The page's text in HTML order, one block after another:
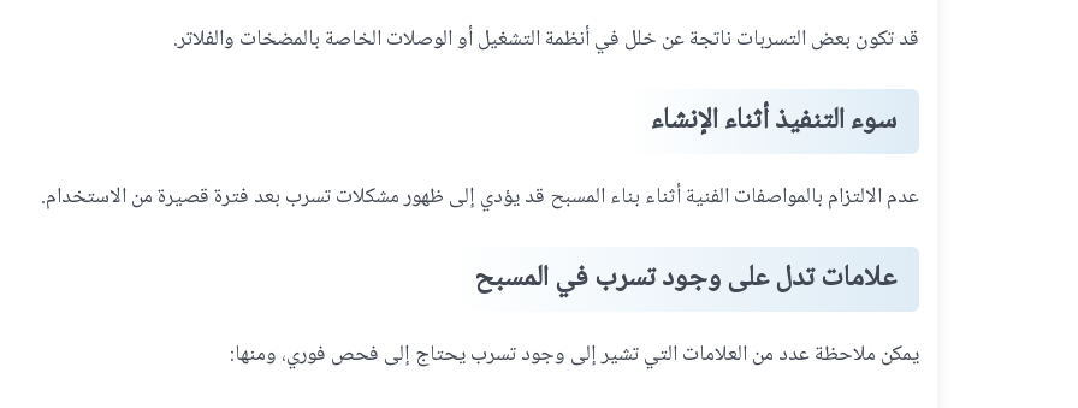
قد تكون بعض التسربات ناتجة عن خلل في أنظمة التشغيل أو الوصلات الخاصة بالمضخات والفلاتر.
سوء التنفيذ أثناء الإنشاء
عدم الالتزام بالمواصفات الفنية أثناء بناء المسبح قد يؤدي إلى ظهور مشكلات تسرب بعد فترة قصيرة من الاستخدام.
علامات تدل على وجود تسرب في المسبح
يمكن ملاحظة عدد من العلامات التي تشير إلى وجود تسرب يحتاج إلى فحص فوري، ومنها: